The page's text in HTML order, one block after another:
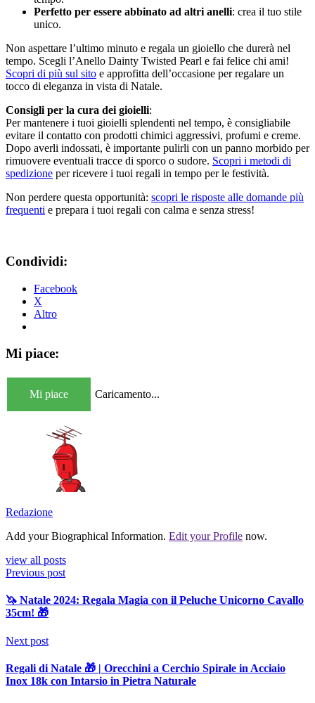
Perfetto per essere abbinato ad altri anelli: crea il tuo stile
unico.
Non aspettare l’ultimo minuto e regala un gioiello che durerà nel
tempo. Scegli l’Anello Dainty Twisted Pearl e fai felice chi ami!
Scopri di più sul sito e approfitta dell’occasione per regalare un
tocco di eleganza in vista di Natale.
Consigli per la cura dei gioielli:
Per mantenere i tuoi gioielli splendenti nel tempo, è consigliabile
evitare il contatto con prodotti chimici aggressivi, profumi e creme.
Dopo averli indossati, è importante pulirli con un panno morbido per
rimuovere eventuali tracce di sporco o sudore. Scopri i metodi di
spedizione per ricevere i tuoi regali in tempo per le festività.
Non perdere questa opportunità: scopri le risposte alle domande più
frequenti e prepara i tuoi regali con calma e senza stress!
Condividi:
Facebook
X
Altro
Mi piace:
Mi piace Caricamento...
Redazione
Add your Biographical Information. Edit your Profile now.
view all posts
Previous post
🦄 Natale 2024: Regala Magia con il Peluche Unicorno Cavallo
35cm! 🎁
Next post
Regali di Natale 🎁 | Orecchini a Cerchio Spirale in Acciaio
Inox 18k con Intarsio in Pietra Naturale